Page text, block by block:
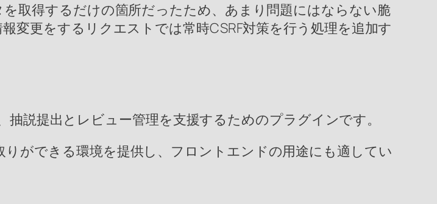
取得するだけの箇所だったため、あまり問題にはならない脆
変更をするリクエストでは常時CSRF対策を行う処理を追加す
説提出とレビュー管理を支援するためのプラグインです。
ができる環境を提供し、フロントエンドの用途にも適してい